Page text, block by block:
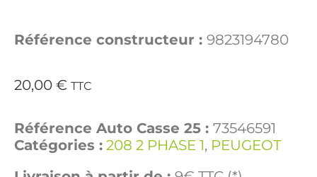
Référence constructeur : 9823194780
20,00 € TTC
Référence Auto Casse 25 : 73546591
Catégories : 208 2 PHASE 1, PEUGEOT